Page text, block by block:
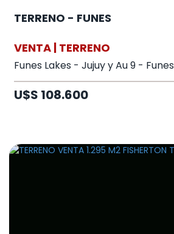
TERRENO - FUNES
VENTA | TERRENO
Funes Lakes - Jujuy y Au 9 - Funes
U$S 108.600